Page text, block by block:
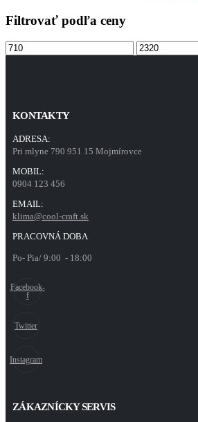
Filtrovať podľa ceny
Min
price
Max
price
KONTAKTY
ADRESA:
Pri mlyne 790 951 15 Mojmírovce
MOBIL:
0904 123 456
EMAIL:
klima@cool-craft.sk
PRACOVNÁ DOBA
Po- Pia/ 9:00 - 18:00
Facebook-
f
Twitter
Instagram
ZÁKAZNÍCKY SERVIS